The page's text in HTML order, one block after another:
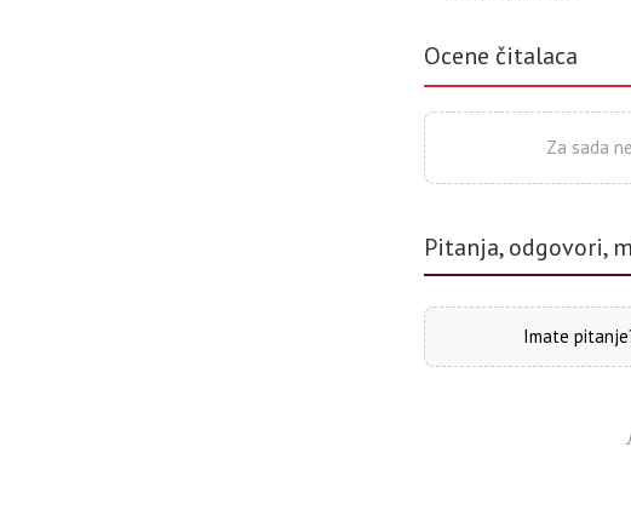
Ocene čitalaca
Za sada
Pitanja, odgovori,
Imate